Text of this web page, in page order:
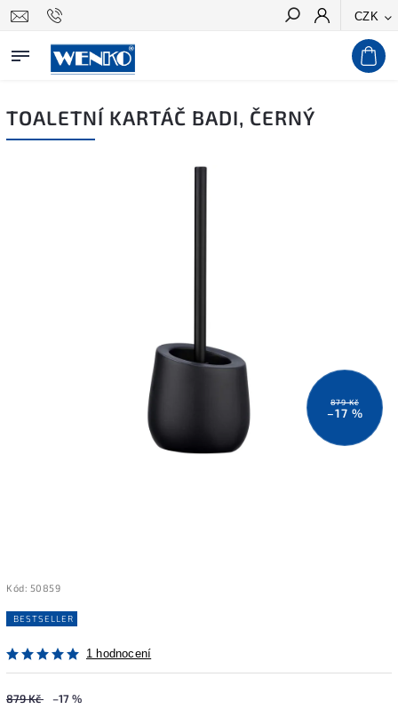
CZK
Hledat
TOALETNÍ KARTÁČ BADI, ČERNÝ
879 Kč
–17 %
Kód: 50859
BESTSELLER
1 hodnocení
879 Kč –17 %